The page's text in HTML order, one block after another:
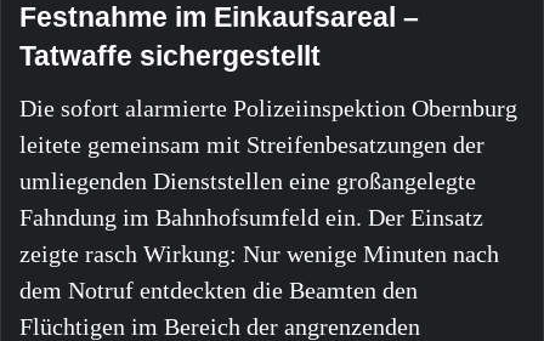
Festnahme im Einkaufsareal –
Tatwaffe sichergestellt
Die sofort alarmierte Polizeiinspektion Obernburg
leitete gemeinsam mit Streifenbesatzungen der
umliegenden Dienststellen eine großangelegte
Fahndung im Bahnhofsumfeld ein. Der Einsatz
zeigte rasch Wirkung: Nur wenige Minuten nach
dem Notruf entdeckten die Beamten den
Flüchtigen im Bereich der angrenzenden